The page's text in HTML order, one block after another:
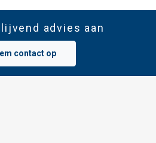
advies aan
contact op